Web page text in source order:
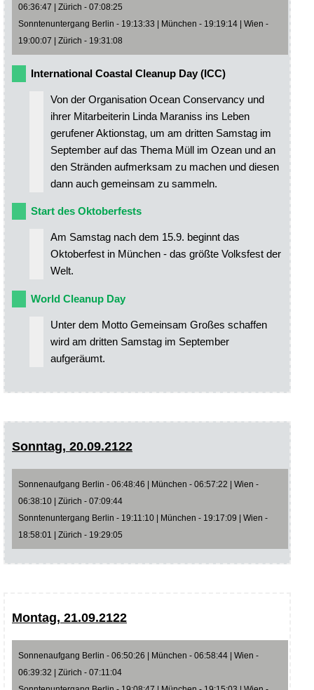
06:36:47 | Zürich - 07:08:25
Sonntenuntergang Berlin - 19:13:33 | München - 19:19:14 | Wien -
19:00:07 | Zürich - 19:31:08
International Coastal Cleanup Day (ICC)
Von der Organisation Ocean Conservancy und
ihrer Mitarbeiterin Linda Maraniss ins Leben
gerufener Aktionstag, um am dritten Samstag im
September auf das Thema Müll im Ozean und an
den Stränden aufmerksam zu machen und diesen
dann auch gemeinsam zu sammeln.
Start des Oktoberfests
Am Samstag nach dem 15.9. beginnt das
Oktoberfest in München - das größte Volksfest der
Welt.
World Cleanup Day
Unter dem Motto Gemeinsam Großes schaffen
wird am dritten Samstag im September
aufgeräumt.
Sonntag, 20.09.2122
Sonnenaufgang Berlin - 06:48:46 | München - 06:57:22 | Wien -
06:38:10 | Zürich - 07:09:44
Sonntenuntergang Berlin - 19:11:10 | München - 19:17:09 | Wien -
18:58:01 | Zürich - 19:29:05
Montag, 21.09.2122
Sonnenaufgang Berlin - 06:50:26 | München - 06:58:44 | Wien -
06:39:32 | Zürich - 07:11:04